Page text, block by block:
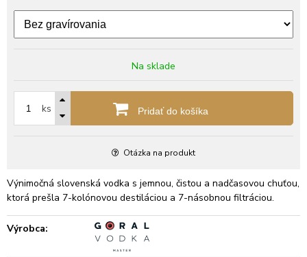
Na sklade
ks Pridať do košíka
Otázka na produkt
Výnimočná slovenská vodka s jemnou, čistou a nadčasovou chuťou,
ktorá prešla 7-kolónovou destiláciou a 7-násobnou filtráciou.
Výrobca: